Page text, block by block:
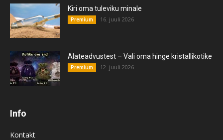
Kiri oma tuleviku minale
Premium 16. juuli 2026
Alateadvustest – Vali oma hinge kristallikotike
Premium 12. juuli 2026
Info
Kontakt